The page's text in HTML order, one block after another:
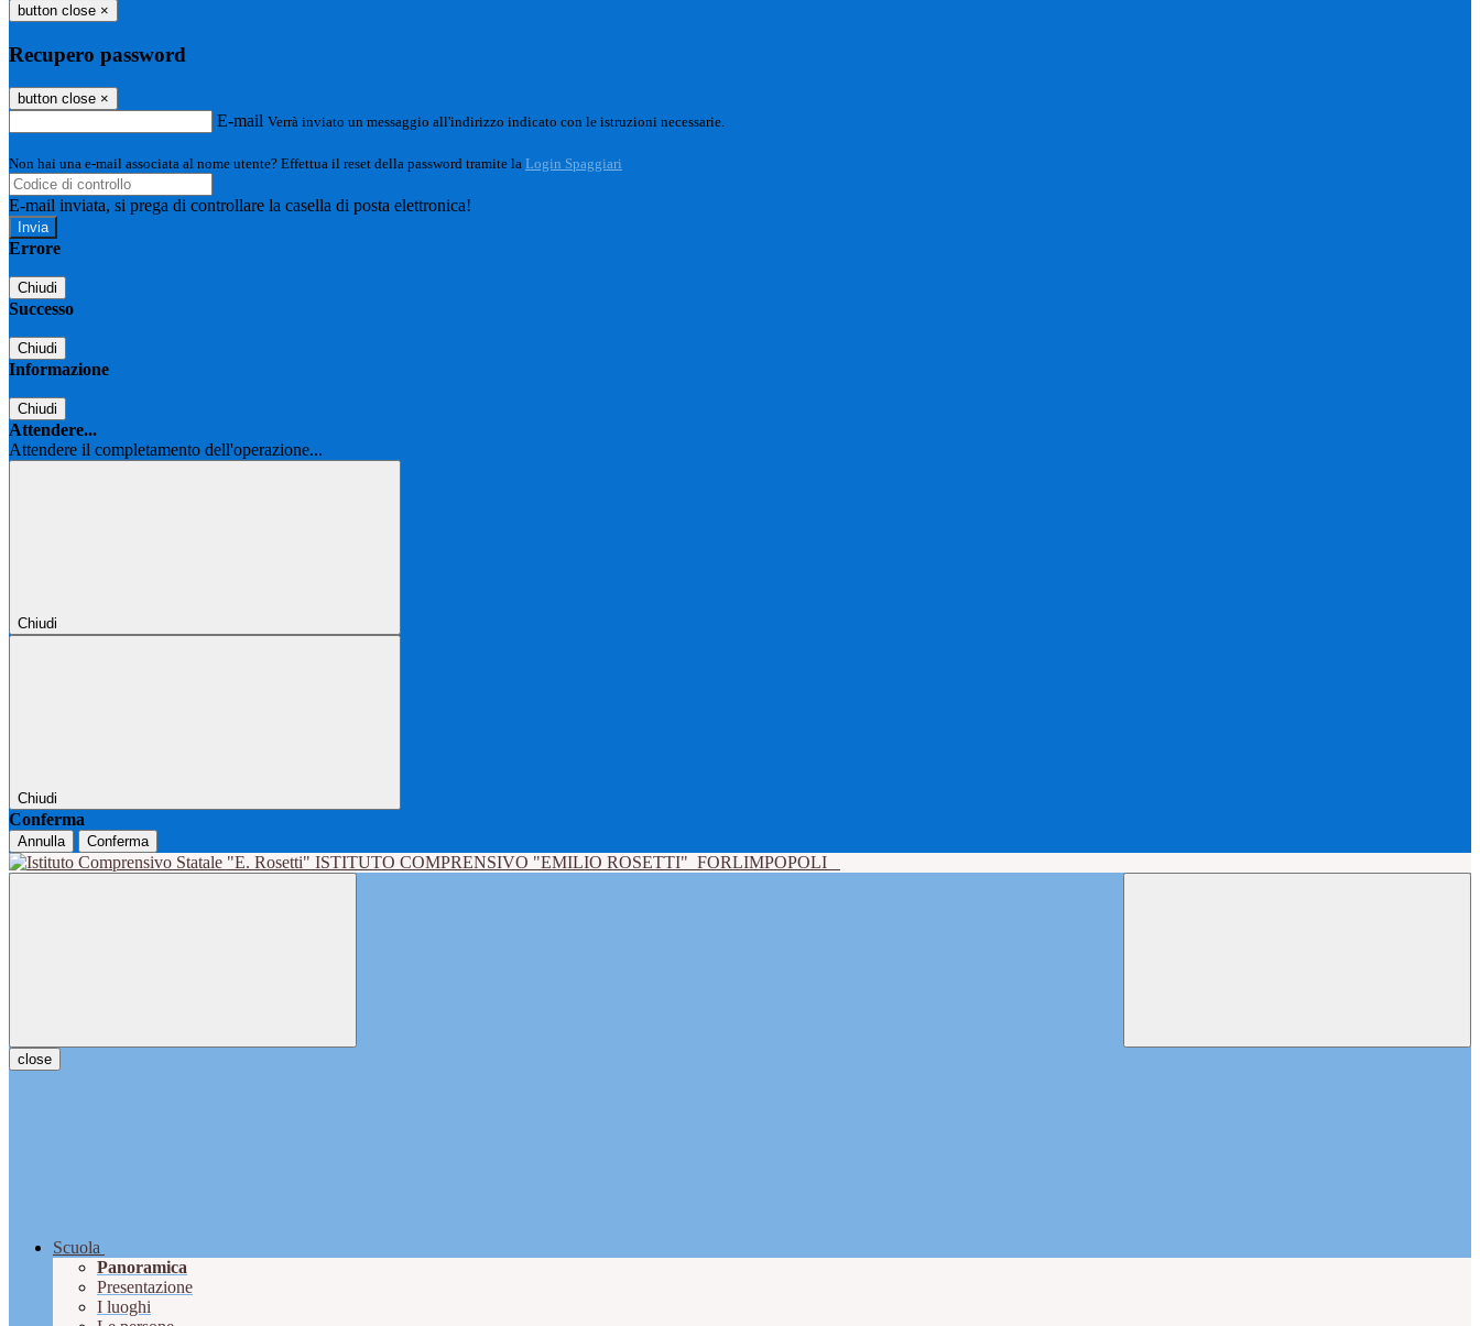
button close ×
Recupero password
button close ×
E-mail Verrà inviato un messaggio all'indirizzo indicato con le istruzioni necessarie.
Non hai una e-mail associata al nome utente? Effettua il reset della password tramite la Login Spaggiari
E-mail inviata, si prega di controllare la casella di posta elettronica!
Errore
Chiudi
Successo
Chiudi
Informazione
Chiudi
Attendere...
Attendere il completamento dell'operazione...
Chiudi
Chiudi
Conferma
Annulla Conferma
ISTITUTO COMPRENSIVO "EMILIO ROSETTI" FORLIMPOPOLI
close
Scuola
Panoramica
Presentazione
I luoghi